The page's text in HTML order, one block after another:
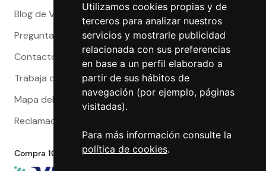
Utilizamos cookies propias y de
terceros para analizar nuestros
servicios y mostrarle publicidad
relacionada con sus preferencias
en base a un perfil elaborado a
partir de sus hábitos de
navegación (por ejemplo, páginas
visitadas).
Para más información consulte la
política de cookies.
Blog de Viajeros
Preguntas Frecuentes
Contacto
Trabaja con nosotros
Mapa del sitio
Reclamaciones
Compra 100% segura